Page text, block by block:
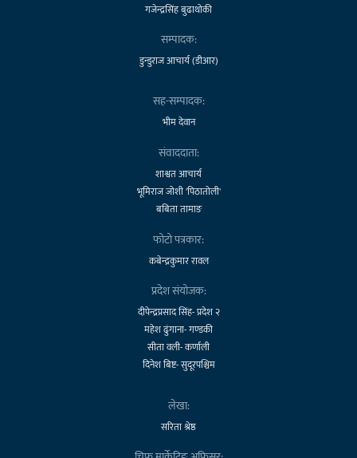
गजेन्द्रसिंह बुढाथोकी
सम्पादक:
डुन्डुराज आचार्य (डीआर)
सह-सम्पादक:
भीम देवान
संवाददाता:
शाश्वत आचार्य
भूमिराज जोशी 'पिठातोली'
बबिता तामाङ
फोटो पत्रकार:
कबेन्द्रकुमार रावल
प्रदेश संयोजक:
दीपेन्द्रप्रसाद सिंह- प्रदेश २
महेश ढुंगाना- गण्डकी
सीता वली- कर्णाली
दिनेश बिष्ट- सुदूरपश्चिम
लेखा:
सरिता श्रेष्ठ